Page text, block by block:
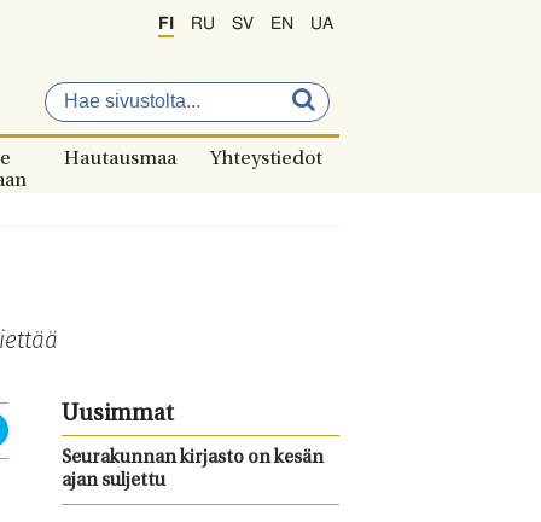
FI RU SV EN UA
Hautausmaa Yhteystiedot
Uusimmat
Seurakunnan kirjasto on kesän
ajan suljettu